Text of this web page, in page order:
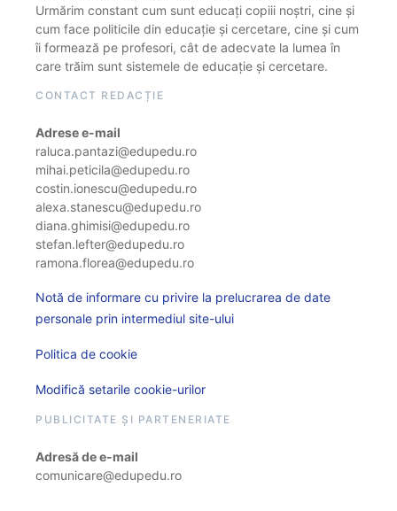
Urmărim constant cum sunt educați copiii noștri, cine și
cum face politicile din educație și cercetare, cine și cum
îi formează pe profesori, cât de adecvate la lumea în
care trăim sunt sistemele de educație și cercetare.
CONTACT REDACȚIE
Adrese e-mail
raluca.pantazi@edupedu.ro
mihai.peticila@edupedu.ro
costin.ionescu@edupedu.ro
alexa.stanescu@edupedu.ro
diana.ghimisi@edupedu.ro
stefan.lefter@edupedu.ro
ramona.florea@edupedu.ro
Notă de informare cu privire la prelucrarea de date
personale prin intermediul site-ului
Politica de cookie
Modifică setarile cookie-urilor
PUBLICITATE ȘI PARTENERIATE
Adresă de e-mail
comunicare@edupedu.ro